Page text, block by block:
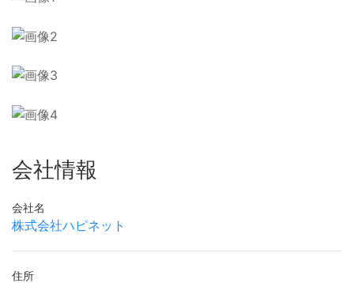
会社情報
会社名
株式会社ハピネット
住所